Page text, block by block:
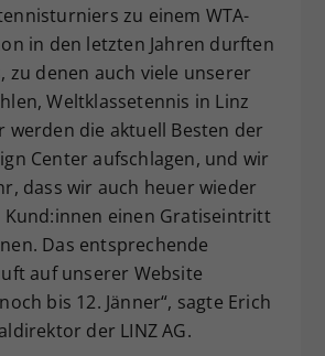
zu einem WTA-
in den letzten Jahren durften
zu denen auch viele unserer
Weltklassetennis in Linz
werden die aktuell Besten der
Center aufschlagen, und wir
dass wir auch heuer wieder
Kund:innen einen Gratiseintritt
Das entsprechende
auf unserer Website
noch bis 12. Jänner“, sagte Erich
der LINZ AG.